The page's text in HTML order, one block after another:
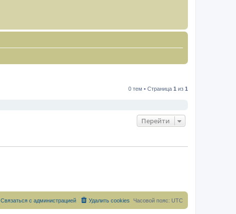
0 тем • Страница 1 из 1
Перейти
Часовой пояс: UTC
Удалить cookies
Связаться с администрацией